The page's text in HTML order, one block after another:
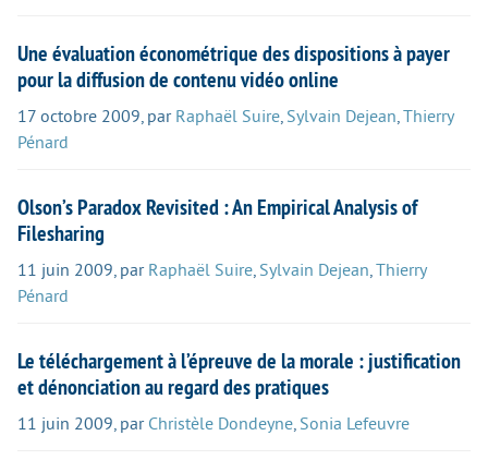
Une évaluation économétrique des dispositions à payer
pour la diffusion de contenu vidéo online
17 octobre 2009, par Raphaël Suire, Sylvain Dejean,Thierry
Pénard
Olson’s Paradox Revisited : An Empirical Analysis of
Filesharing
11 juin 2009, par Raphaël Suire, Sylvain Dejean,Thierry
Pénard
Le téléchargement à l’épreuve de la morale : justification
et dénonciation au regard des pratiques
11 juin 2009, par Christèle Dondeyne, Sonia Lefeuvre